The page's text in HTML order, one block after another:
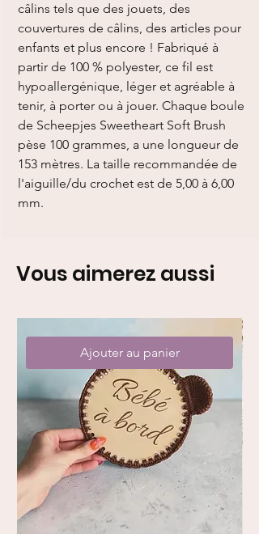
câlins tels que des jouets, des
couvertures de câlins, des articles pour
enfants et plus encore ! Fabriqué à
partir de 100 % polyester, ce fil est
hypoallergénique, léger et agréable à
tenir, à porter ou à jouer. Chaque boule
de Scheepjes Sweetheart Soft Brush
pèse 100 grammes, a une longueur de
153 mètres. La taille recommandée de
l'aiguille/du crochet est de 5,00 à 6,00
mm.
Vous aimerez aussi
Ajouter au panier